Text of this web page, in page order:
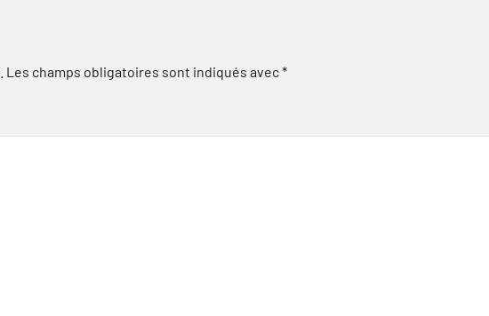
Les champs obligatoires sont indiqués avec*